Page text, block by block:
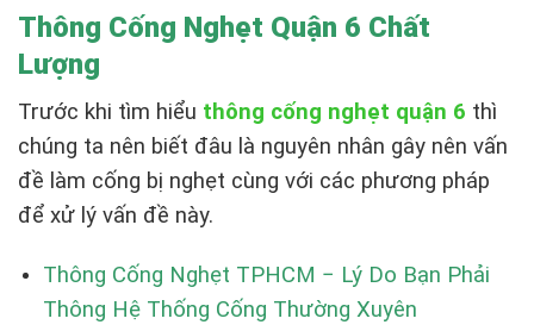
Thông Cống Nghẹt Quận 6 Chất
Lượng
Trước khi tìm hiểu thông cống nghẹt quận 6 thì
chúng ta nên biết đâu là nguyên nhân gây nên vấn
đề làm cống bị nghẹt cùng với các phương pháp
để xử lý vấn đề này.
Thông Cống Nghẹt TPHCM − Lý Do Bạn Phải
Thông Hệ Thống Cống Thường Xuyên